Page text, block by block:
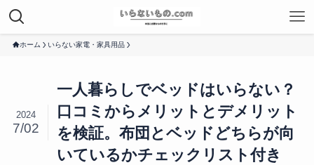
ホーム いらない家電・家具用品
一人暮らしでベッドはいらない？
口コミからメリットとデメリット
を検証。布団とベッドどちらが向
いているかチェックリスト付き
2024
7/02